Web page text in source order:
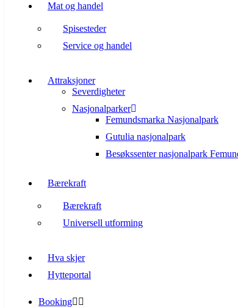
Mat og handel
Spisesteder
Service og handel
Attraksjoner
Severdigheter
Nasjonalparker
Femundsmarka Nasjonalpark
Gutulia nasjonalpark
Besøkssenter nasjonalpark
Bærekraft
Bærekraft
Universell utforming
Hva skjer
Hytteportal
Booking